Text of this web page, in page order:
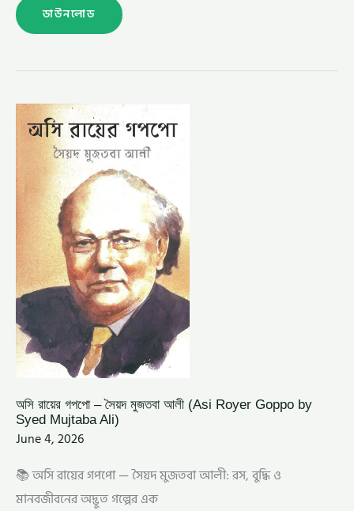
ডাউনলোড
অসি রায়ের গপপো – সৈয়দ মুজতবা আলী (Asi Royer Goppo by
Syed Mujtaba Ali)
June 4, 2026
📚 অসি রায়ের গপপো — সৈয়দ মুজতবা আলী: রস, বুদ্ধি ও
মানবজীবনের অদ্ভুত গল্পের এক
অসি
রায়ের
গপপো
–
সৈয়দ
মুজতবা
আলী
(ASI
ROYER
GOPPO
BY
SYED
MUJTABA
ALI)